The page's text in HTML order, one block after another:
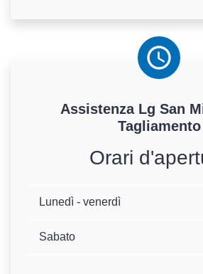
Assistenza Lg San
Tagliamento
Orari
Lunedì - venerdì
Sabato